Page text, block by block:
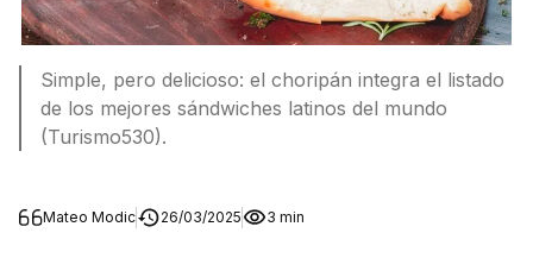
Simple, pero delicioso: el choripán integra el listado
de los mejores sándwiches latinos del mundo
(Turismo530).
Mateo Modic 26/03/2025 3 min